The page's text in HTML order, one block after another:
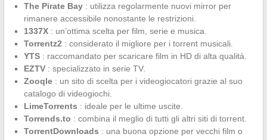
The Pirate Bay: utilizza regolarmente nuovi mirror per
rimanere accessibile nonostante le restrizioni.
1337X: un’ottima scelta per film, serie e musica.
Torrentz2 : considerato il migliore per i torrent musicali.
YTS: raccomandato per scaricare film in HD di alta qualità.
EZTV: specializzato in serie TV.
Zooqle: un sito di scelta per i videogiocatori grazie al suo
catalogo di videogiochi.
LimeTorrents : ideale per le ultime uscite.
Torrends.to : combina il meglio di tutti gli altri siti di torrent.
TorrentDownloads : una buona opzione per vecchi film o